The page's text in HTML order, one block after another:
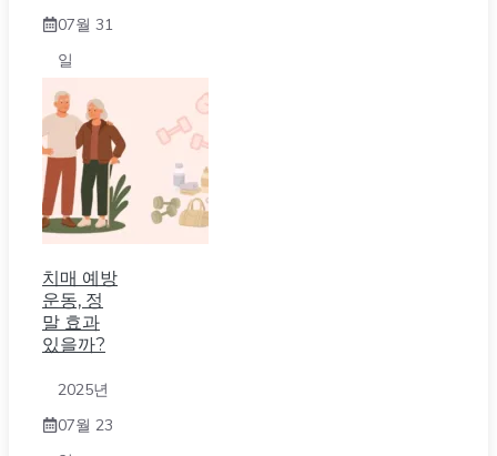
07월 31
일
치매 예방
운동, 정
말 효과
있을까?
2025년
07월 23